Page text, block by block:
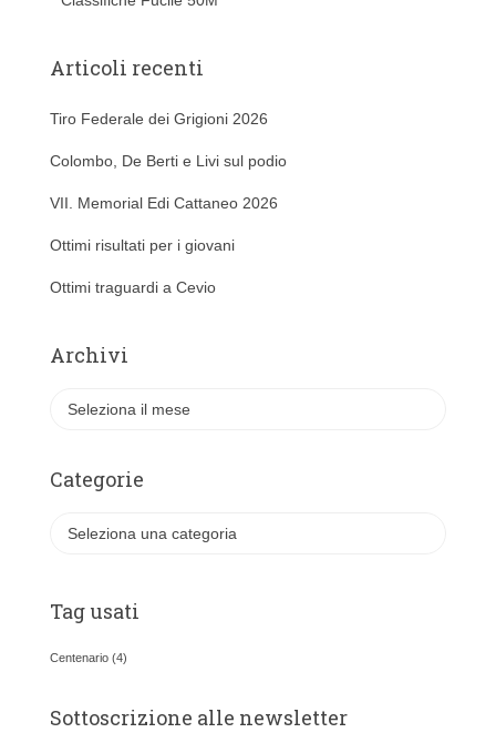
Articoli recenti
Tiro Federale dei Grigioni 2026
Colombo, De Berti e Livi sul podio
VII. Memorial Edi Cattaneo 2026
Ottimi risultati per i giovani
Ottimi traguardi a Cevio
Archivi
h
Categorie
g
e
Tag usati
Centenario (4)
Sottoscrizione alle newsletter